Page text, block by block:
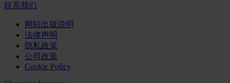
联系我们
网站出版说明
法律声明
隐私政策
公司政策
Cookie Policy